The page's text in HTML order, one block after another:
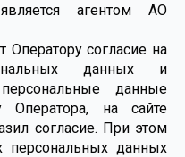
агентом АО
Оператору согласие на
данных и
данные
Оператора, на сайте
согласие. При этом
персональных данных